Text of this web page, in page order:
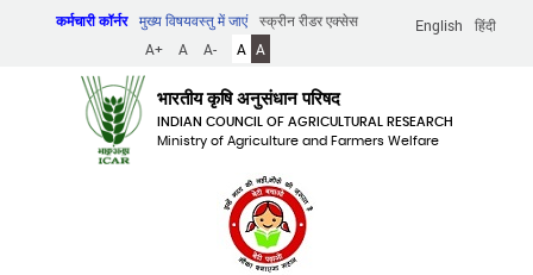
English हिंदी
कर्मचारी कॉर्नर मुख्य विषयवस्तु में जाएं
स्क्रीन रीडर एक्सेस
A+
A A- A A
भारतीय कृषि अनुसंधान परिषद
INDIAN COUNCIL OF AGRICULTURAL RESEARCH
Ministry of Agriculture and Farmers Welfare